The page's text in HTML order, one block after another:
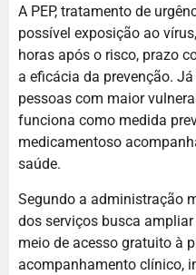
A PEP, tratamento de
possível exposição ao
horas após o risco, prazo
a eficácia da prevenção.
pessoas com maior
funciona como medida
medicamentoso
saúde.
Segundo a administração
dos serviços busca
meio de acesso gratuito à
acompanhamento clínico,